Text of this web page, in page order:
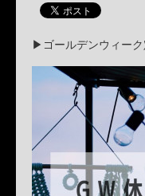
▶︎ゴールデンウィー